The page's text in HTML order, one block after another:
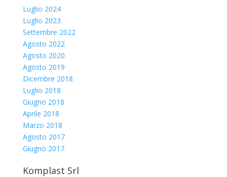
Luglio 2024
Luglio 2023
Settembre 2022
Agosto 2022
Agosto 2020
Agosto 2019
Dicembre 2018
Luglio 2018
Giugno 2018
Aprile 2018
Marzo 2018
Agosto 2017
Giugno 2017
Komplast Srl